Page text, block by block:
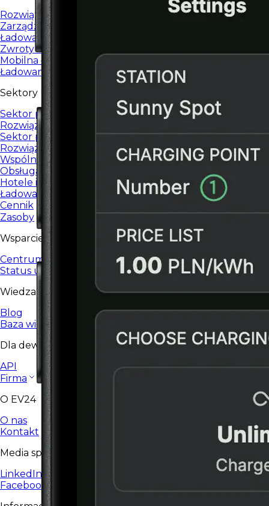
Rozwiązania flotowe
Zarządzanie flotą i ładowaniem pojazdów firmowych.
Ładowanie w domu
Zwroty za ładowanie auta służbowego w domu
Mobilna ładowarka
Ładowanie floty w każdym miejscu, rozliczane w
Sektory
Sektor prywatny
Rozwiązania EV24 dla firm i organizacji prywatnych.
Sektor publiczny
Rozwiązania EV24 dla instytucji publicznych.
Wspólnoty mieszkaniowe
Obsługa ładowania dla wspólnot i spółdzielni.
Hotele i restauracje
Ładowanie EV dla hoteli, restauracji i HoReCa.
Cennik
Zasoby
Wsparcie
Centrum wsparcia
Status usługi
Wiedza
Blog
Baza wiedzy
Dla deweloperów
API
Firma
O EV24
O nas
Kontakt
Media społecznościowe
LinkedIn
Facebook